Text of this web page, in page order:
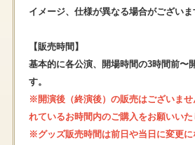
イメージ、仕様が異なる場合がございま
【販売時間】
基本的に各公演、開場時間の3時間前〜
す。
※開演後（終演後）の販売はございませ
れているお時間内のご購入をお願いいた
※グッズ販売時間は前日や当日に変更に